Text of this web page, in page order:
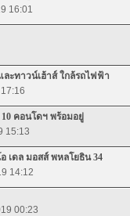
16:01
ะทาวน์เฮ้าส์ ใกล้รถไฟฟ้า
คอนโดฯ พร้อมอยู่
15:13
เดล มอสส์ พหลโยธิน 34
14:12
00:23